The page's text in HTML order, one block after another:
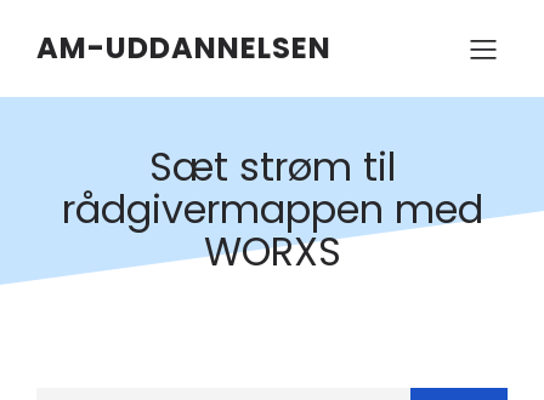
AM-UDDANNELSEN
Sæt strøm til
rådgivermappen med
WORXS